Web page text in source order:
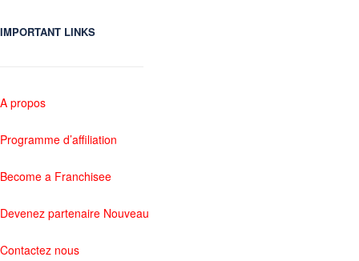
IMPORTANT LINKS
A propos
Programme d’affiliation
Become a Franchisee
Devenez partenaire Nouveau
Contactez nous